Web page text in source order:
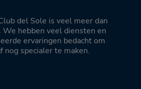
del Sole is veel meer dan
We hebben veel diensten en
ervaringen bedacht om
nog specialer te maken.